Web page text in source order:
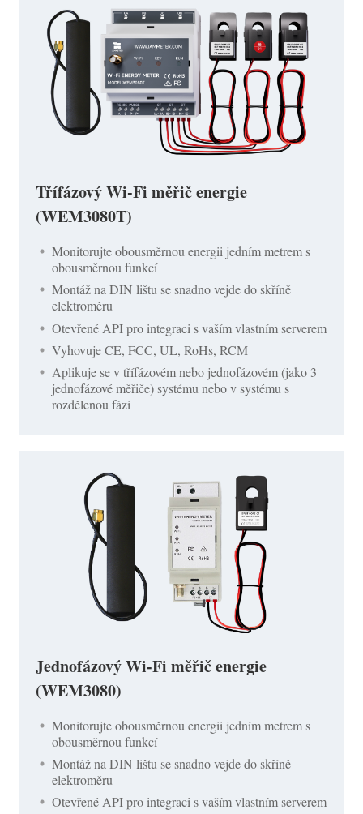
Třífázový Wi-Fi měřič energie
(WEM3080T)
Monitorujte obousměrnou energii jedním metrem s
obousměrnou funkcí
Montáž na DIN lištu se snadno vejde do skříně
elektroměru
Otevřené API pro integraci s vaším vlastním serverem
Vyhovuje CE, FCC, UL, RoHs, RCM
Aplikuje se v třífázovém nebo jednofázovém (jako 3
jednofázové měřiče) systému nebo v systému s
rozdělenou fází
Jednofázový Wi-Fi měřič energie
(WEM3080)
Monitorujte obousměrnou energii jedním metrem s
obousměrnou funkcí
Montáž na DIN lištu se snadno vejde do skříně
elektroměru
Otevřené API pro integraci s vaším vlastním serverem